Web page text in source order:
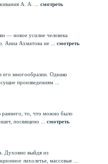
А. А. ... смотреть
— новое усилие человека
Анна Ахматова не ... смотреть
его многообразии. Однако
произведениям ...
раннего, то, что можно было
посвящено ... смотреть
Духовно выйдя из
лихолетье, массовые ...